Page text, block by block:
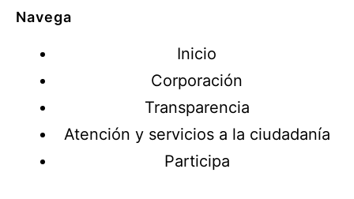
Navega
Inicio
Corporación
Transparencia
Atención y servicios a la ciudadanía
Participa